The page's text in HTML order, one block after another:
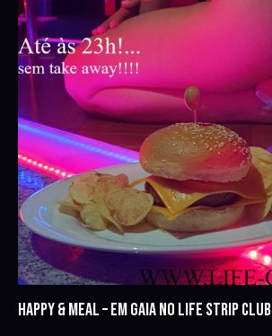
HAPPY & MEAL – EM GAIA NO LIFE STRIP CLUB